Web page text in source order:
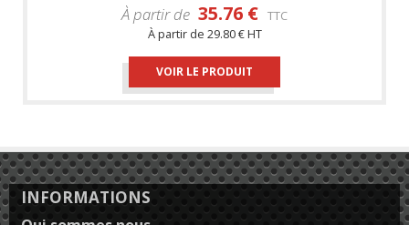
À partir de 35.76 € TTC
À partir de 29.80 € HT
VOIR LE PRODUIT
INFORMATIONS